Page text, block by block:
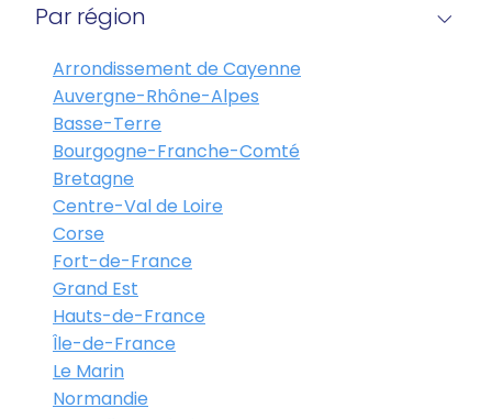
Par région
Arrondissement de Cayenne
Auvergne-Rhône-Alpes
Basse-Terre
Bourgogne-Franche-Comté
Bretagne
Centre-Val de Loire
Corse
Fort-de-France
Grand Est
Hauts-de-France
Île-de-France
Le Marin
Normandie